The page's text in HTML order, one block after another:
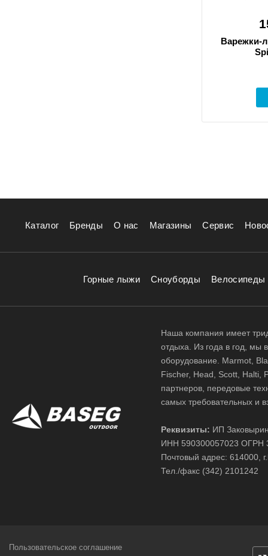
Варежки-
Каталог Бренды О нас Магазины Сервис
Горные лыжи Сноуборды Велосипеды
Наша компания имеет
отдыха. Из года в год, мы
оборудование. Marmot,
Fischer, Head, Scott, Halti,
партнеров, передовые
самых требовательных и
Реквизиты: ИП
ИНН 590300057023 ОГРН
Почтовый адрес: 614000,
Тел./факс (342) 2101242
Пользовательское соглашение